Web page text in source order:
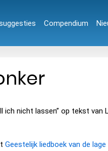
Compendium
nicht lassen” op tekst
Geestelijk liedboek van de lage